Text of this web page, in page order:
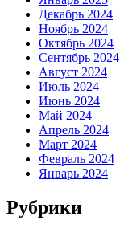
Декабрь 2024
Ноябрь 2024
Октябрь 2024
Сентябрь 2024
Август 2024
Июль 2024
Июнь 2024
Май 2024
Апрель 2024
Март 2024
Февраль 2024
Январь 2024
Рубрики